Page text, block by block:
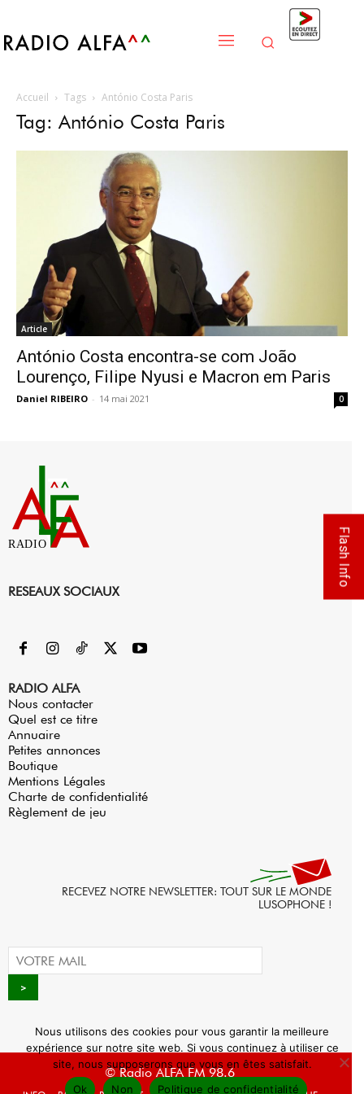
Accueil Tags António Costa Paris
Tag: António Costa Paris
Article
António Costa encontra-se com João
Lourenço, Filipe Nyusi e Macron em Paris
Daniel RIBEIRO - 14 mai 2021 0
RADIO
RESEAUX SOCIAUX
RADIO ALFA
Nous contacter
Quel est ce titre
Annuaire
Petites annonces
Boutique
Mentions Légales
Charte de confidentialité
Règlement de jeu
RECEVEZ NOTRE NEWSLETTER: TOUT SUR LE MONDE
LUSOPHONE !
© Radio ALFA FM 98.6
Flash Info
Nous utilisons des cookies pour vous garantir la meilleure
expérience sur notre site web. Si vous continuez à utiliser ce
site, nous supposerons que vous en êtes satisfait.
Ok
Non Politique de confidentialité